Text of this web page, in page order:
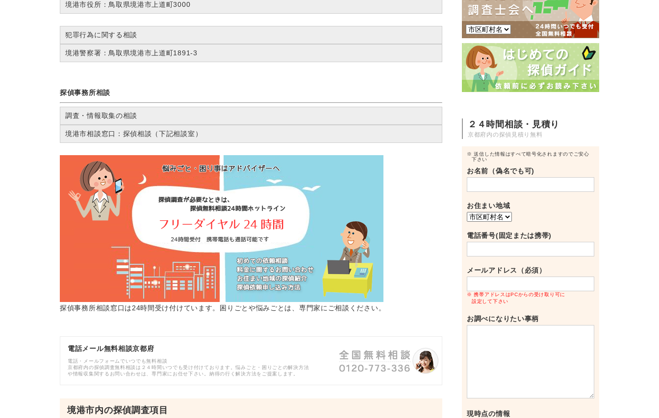
境港市役所：鳥取県境港市上道町3000
犯罪行為に関する相談
境港警察署：鳥取県境港市上道町1891-3
探偵事務所相談
調査・情報取集の相談
境港市相談窓口：探偵相談（下記相談室）
探偵事務所相談窓口は24時間受け付けています。困りごとや悩みごとは、専門家にご相談ください。
電話メール無料相談京都府
電話・メールフォームでいつでも無料相談
京都府内の探偵調査無料相談は２４時間いつでも受け付けております。悩みごと・困りごとの解決方法
や情報収集関するお問い合わせは、専門家にお任せ下さい。納得の行く解決方法をご提案します。
境港市内の探偵調査項目
２４時間相談・見積り
京都府内の探偵見積り無料
※ 送信した情報はすべて暗号化されますのでご安心
下さい
お名前（偽名でも可)
お住まい地域
電話番号(固定または携帯)
メールアドレス（必須）
※ 携帯アドレスはPCからの受け取り可に
設定して下さい
お調べになりたい事柄
現時点の情報